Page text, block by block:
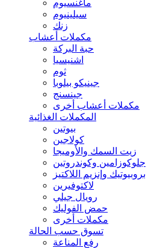
ماغنسيوم
سيلينيوم
زنك
مكملات أعشاب
حبة البركة
اشنيسيا
ثوم
جينيكو بيلوبا
جينسنج
مكملات أعشاب أخرى
المكملات الغذائية
بيوتين
كولاجين
زيت السمك والأوميجا
جلوكوزامين وكوندروتين
بروبيوتيك وإنزيم اللاكتيز
لاكتوفيرين
رويال جيلي
حمض الفوليك
مكملات أخرى
تسوق حسب الحالة
رفع المناعة